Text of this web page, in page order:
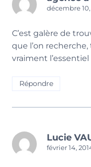
décembre 10,
C’est galère de
que l’on
vraiment l’essentiel
Répondre
Lucie
février 14,